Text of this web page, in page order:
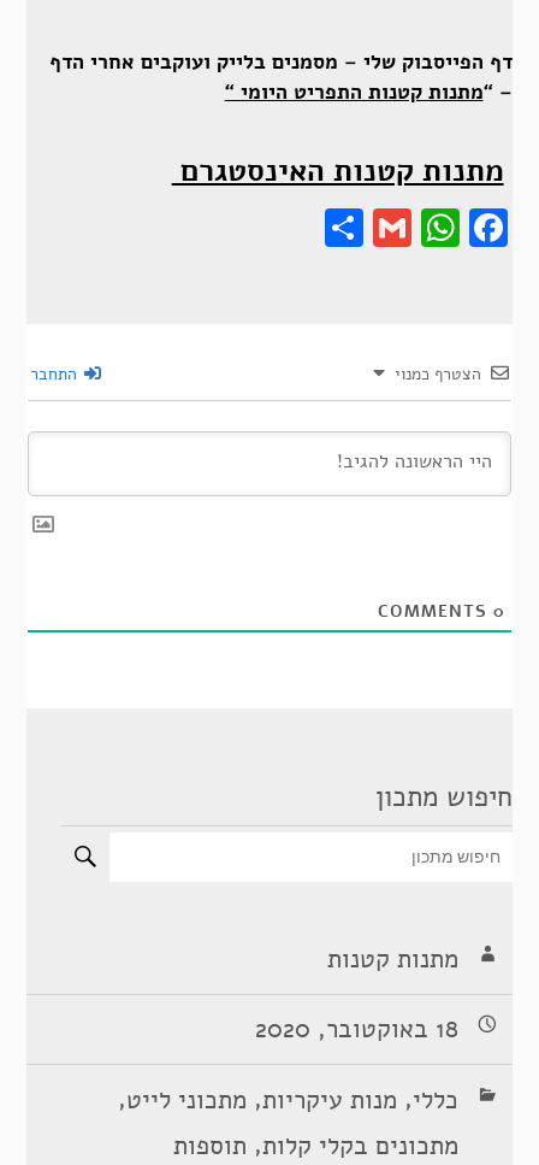
דף הפייסבוק שלי – מסמנים בלייק ועוקבים אחרי הדף
– “מתנות קטנות התפריט היומי “
מתנות קטנות האינסטגרם
Gmail
Share
הצטרף כמנוי התחבר
0
חיפוש מתכון
מתנות קטנות
18 באוקטובר, 2020
כללי, מנות עיקריות, מתכוני לייט,
מתכונים בקלי קלות, תוספות